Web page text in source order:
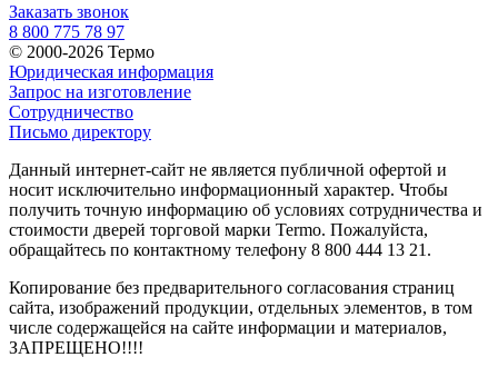
Заказать звонок
8 800 775 78 97
© 2000-2026 Термо
Юридическая информация
Запрос на изготовление
Сотрудничество
Письмо директору
Данный интернет-сайт не является публичной офертой и
носит исключительно информационный характер. Чтобы
получить точную информацию об условиях сотрудничества и
стоимости дверей торговой марки Termo. Пожалуйста,
обращайтесь по контактному телефону 8 800 444 13 21.
Копирование без предварительного согласования страниц
сайта, изображений продукции, отдельных элементов, в том
числе содержащейся на сайте информации и материалов,
ЗАПРЕЩЕНО!!!!